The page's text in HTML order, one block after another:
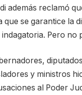
además reclamó
que se garantice la
Pero no
y ministros
al Poder